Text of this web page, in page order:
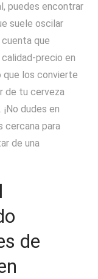
puedes encontrar
suele oscilar
que
precio en
que los convierte
de tu cerveza
dudes en
cercana para
de una
de